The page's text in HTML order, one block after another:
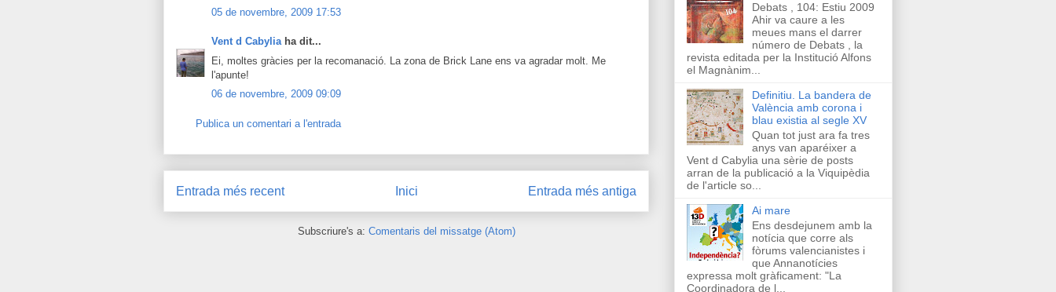
05 de novembre, 2009 17:53
Vent d Cabyliaha dit...
Ei, moltes gràcies per la recomanació. La zona de Brick Lane ens va agradar molt. Me
l'apunte!
06 de novembre, 2009 09:09
Publica un comentari a l'entrada
Entrada més recent Entrada més antiga
Inici
Subscriure's a: Comentaris del missatge (Atom)
Debats , 104: Estiu 2009
Ahir va caure a les
meues mans el darrer
número de Debats , la
revista editada per la Institució Alfons
el Magnànim...
Definitiu. La bandera de
València amb corona i
blau existia al segle XV
Quan tot just ara fa tres
anys van aparéixer a
Vent d Cabylia una sèrie de posts
arran de la publicació a la Viquipèdia
de l'article so...
Ai mare
Ens desdejunem amb la
notícia que corre als
fòrums valencianistes i
que Annanotícies
expressa molt gràficament: "La
Coordinadora de l...